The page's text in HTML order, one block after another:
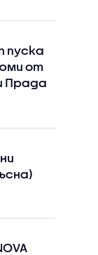
пуска
от
Прада